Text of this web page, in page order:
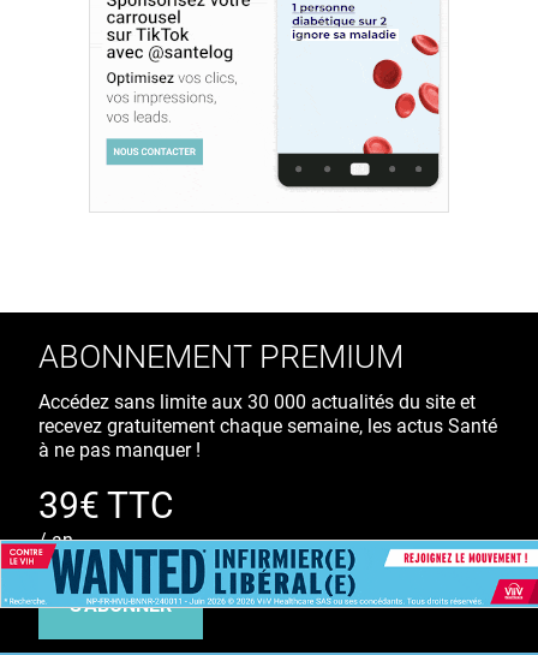
ABONNEMENT PREMIUM
Accédez sans limite aux 30 000 actualités du site et
recevez gratuitement chaque semaine, les actus Santé
à ne pas manquer !
39€ TTC
/ an
S'ABONNER